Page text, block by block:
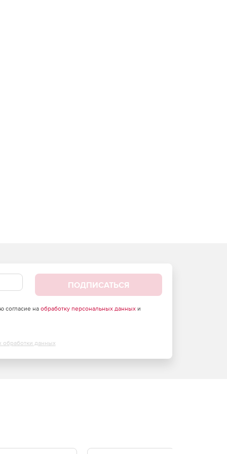
ПОДПИСАТЬСЯ
согласие на обработку персональных данныхи
обработки данных